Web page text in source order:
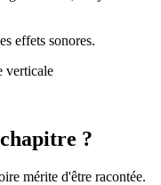
effets sonores.
verticale
?
mérite d'être racontée.